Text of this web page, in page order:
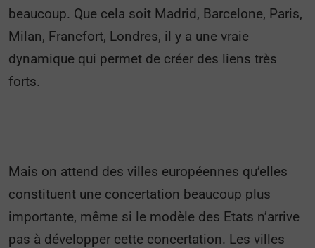
beaucoup. Que cela soit Madrid, Barcelone, Paris,
Milan, Francfort, Londres, il y a une vraie
dynamique qui permet de créer des liens très
forts.
Mais on attend des villes européennes qu’elles
constituent une concertation beaucoup plus
importante, même si le modèle des Etats n’arrive
pas à développer cette concertation. Les villes